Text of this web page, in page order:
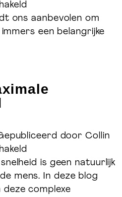
Melk:
de
ons aanbevolen om
een belangrijke
doorCollin
Verbeter
je
maximale
is geen natuurlijk
mens. In deze blog
complexe